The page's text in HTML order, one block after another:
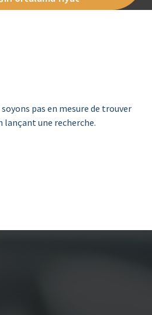
pas en mesure de trouver
lançant une recherche.